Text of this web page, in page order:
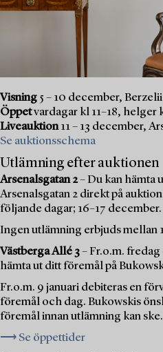
Visning 5 – 10 december,
Öppetvardagar kl 11–18, helger
Liveauktion11 – 13 december,
Se auktionsschema
Utlämning efter auktionen
Arsenalsgatan 2– Du kan hämta
Arsenalsgatan 2 direkt på
följande dagar; 16–17 december.
Ingen utlämning erbjuds mellan
Västberga Allé 3– Fr.o.m.
hämta ut ditt föremål på
Fr.o.m. 9 januari debiteras en
föremål och dag. Bukowskis
föremål innan utlämning kan ske.
⟶ Se öppettider